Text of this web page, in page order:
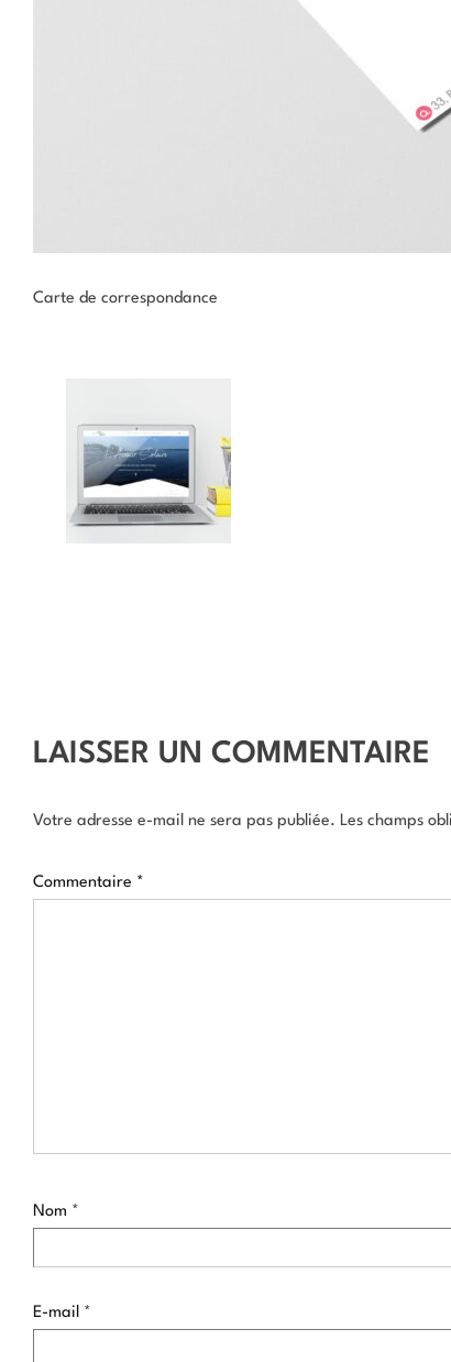
Carte de correspondance
LAISSER UN COMMENTAIRE
Votre adresse e-mail ne sera pas publiée. Les champs
Commentaire *
Nom *
E-mail *